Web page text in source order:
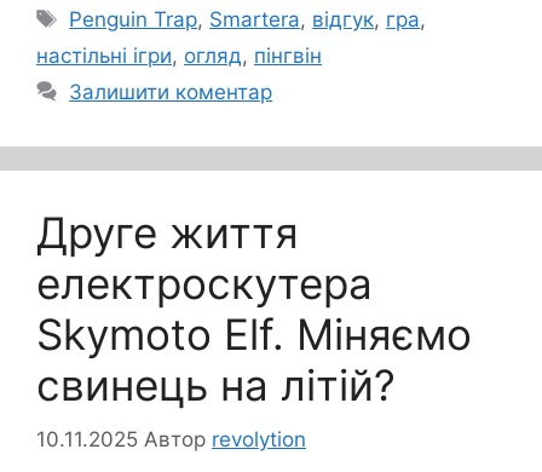
Позначки
Penguin Trap, Smartera, відгук, гра,
настільні ігри, огляд, пінгвін
Залишити коментар
Друге життя
електроскутера
Skymoto Elf. Міняємо
свинець на літій?
10.11.2025 Автор revolytion